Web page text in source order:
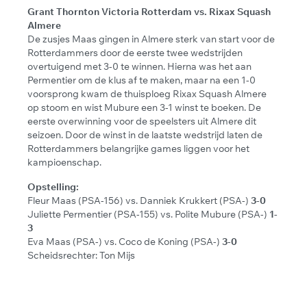
Grant Thornton Victoria Rotterdam vs. Rixax Squash
Almere
De zusjes Maas gingen in Almere sterk van start voor de
Rotterdammers door de eerste twee wedstrijden
overtuigend met 3-0 te winnen. Hierna was het aan
Permentier om de klus af te maken, maar na een 1-0
voorsprong kwam de thuisploeg Rixax Squash Almere
op stoom en wist Mubure een 3-1 winst te boeken. De
eerste overwinning voor de speelsters uit Almere dit
seizoen. Door de winst in de laatste wedstrijd laten de
Rotterdammers belangrijke games liggen voor het
kampioenschap.
Opstelling:
Fleur Maas (PSA-156) vs. Danniek Krukkert (PSA-) 3-0
Juliette Permentier (PSA-155) vs. Polite Mubure (PSA-) 1-
3
Eva Maas (PSA-) vs. Coco de Koning (PSA-) 3-0
Scheidsrechter: Ton Mijs